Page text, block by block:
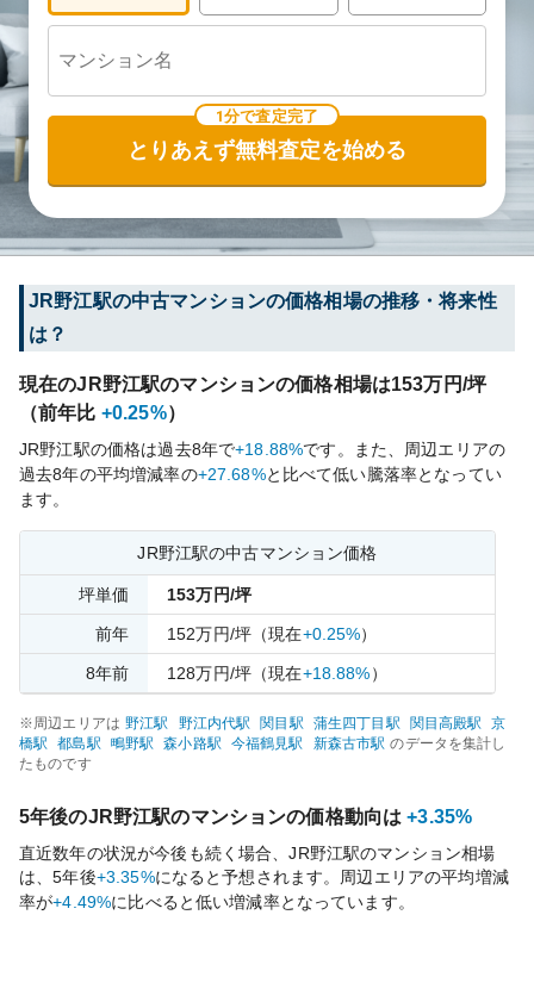
1分で査定完了
とりあえず無料査定を始める
JR野江駅の中古マンションの価格相場の推移・将来性
は？
現在のJR野江駅のマンションの価格相場は153万円/坪
（前年比 +0.25%）
JR野江駅の価格は過去8年で+18.88%です。
また、周辺エリアの
過去8年の平均増減率の+27.68%と比べて低い騰落率となってい
ます。
JR野江駅の中古マンション価格
坪単価 153万円/坪
前年 152万円/坪 （現在+0.25%）
8年前 128万円/坪 （現在+18.88%）
※周辺エリアは 野江駅 野江内代駅 関目駅 蒲生四丁目駅 関目高殿駅
京
橋駅 都島駅 鴫野駅 森小路駅 今福鶴見駅 新森古市駅 のデータを集計し
たものです
5年後のJR野江駅のマンションの価格動向は +3.35%
直近数年の状況が今後も続く場合、JR野江駅のマンション相場
は、5年後+3.35%になると予想されます。周辺エリアの平均増減
率が+4.49%に比べると低い増減率となっています。